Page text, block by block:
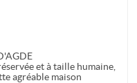
et à taille humaine,
agréable maison